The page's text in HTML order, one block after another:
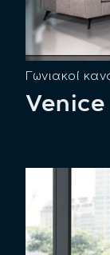
Γωνιακοί
Venice